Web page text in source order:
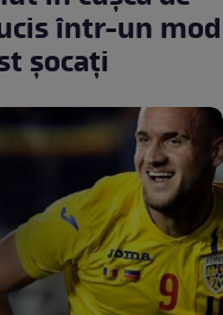
într-un mod
șocați